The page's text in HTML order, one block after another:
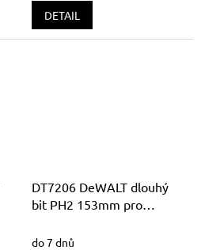
DETAIL
DT7206 DeWALT dlouhý
bit PH2 153mm pro
do 7 dnů